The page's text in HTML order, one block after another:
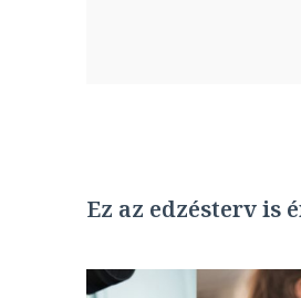
Ez az edzésterv is